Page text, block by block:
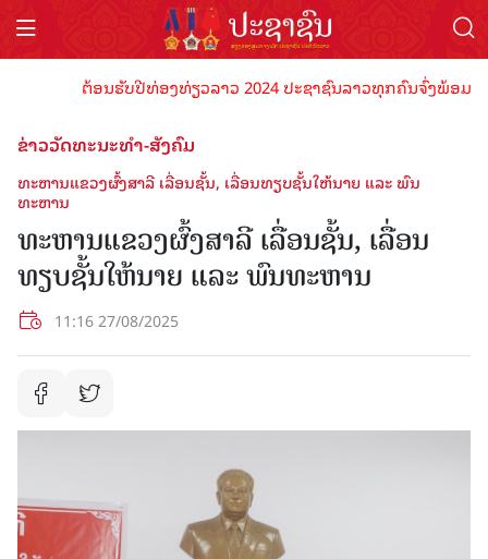
ຕ້ອນຮັບປີທ່ອງທ່ຽວລາວ 2024 ປະຊາຊົນລາວທຸກຄົນຈົ່ງພ້ອມເປັ
ຂ່າວວັດທະນະທຳ-ສັງຄົມ
ທະຫານແຂວງຜົ້ງສາລີ ເລື່ອນຊັ້ນ, ເລື່ອນທຽບຊັ້ນໃຫ້ນາຍ ແລະ ພົນ
ທະຫານ
ທະຫານແຂວງຜົ້ງສາລີ ເລື່ອນຊັ້ນ, ເລື່ອນ
ທຽບຊັ້ນໃຫ້ນາຍ ແລະ ພົນທະຫານ
11:16 27/08/2025